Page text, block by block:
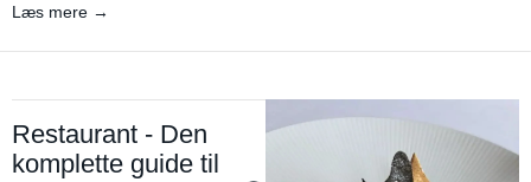
Læs mere →
Restaurant - Den
komplette guide til